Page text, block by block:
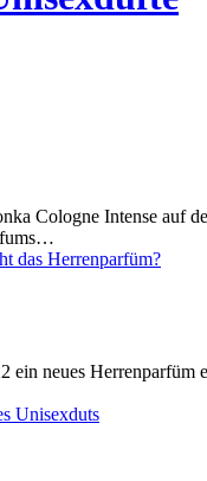
Cologne Intense auf
neues